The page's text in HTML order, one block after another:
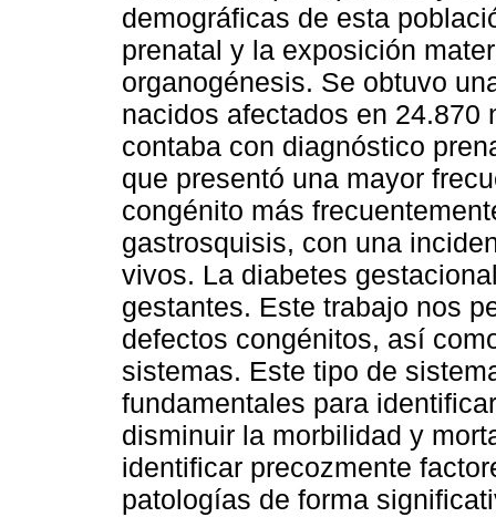
demográficas de esta
prenatal y la exposición
organogénesis. Se obtuvo
nacidos afectados en 24.870
contaba con diagnóstico
que presentó una mayor
congénito más
gastrosquisis, con una
vivos. La diabetes
gestantes. Este trabajo nos
defectos congénitos, así
sistemas. Este tipo de
fundamentales para
disminuir la morbilidad y
identificar precozmente
patologías de forma